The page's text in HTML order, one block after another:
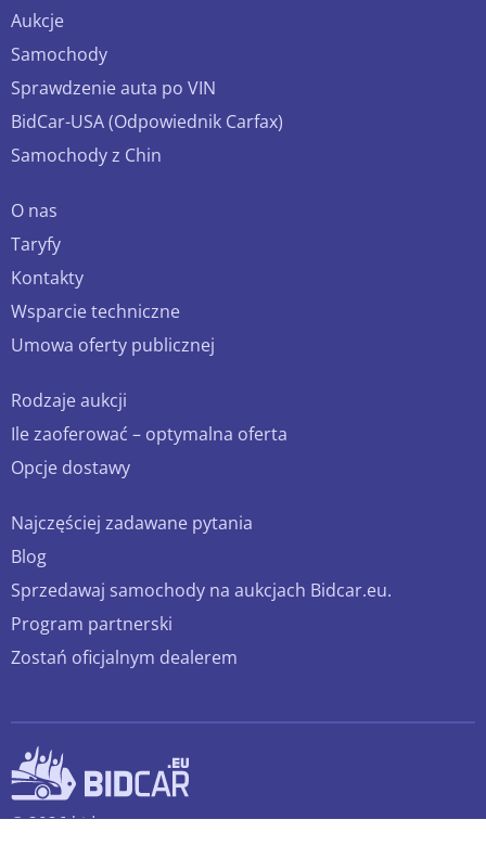
Aukcje
Samochody
Sprawdzenie auta po VIN
BidCar-USA (Odpowiednik Carfax)
Samochody z Chin
O nas
Taryfy
Kontakty
Wsparcie techniczne
Umowa oferty publicznej
Rodzaje aukcji
Ile zaoferować – optymalna oferta
Opcje dostawy
Najczęściej zadawane pytania
Blog
Sprzedawaj samochody na aukcjach Bidcar.eu.
Program partnerski
Zostań oficjalnym dealerem
© 2026 bidcar.eu